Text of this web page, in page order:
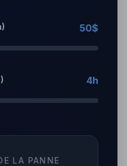
50$
4h
LA PANNE